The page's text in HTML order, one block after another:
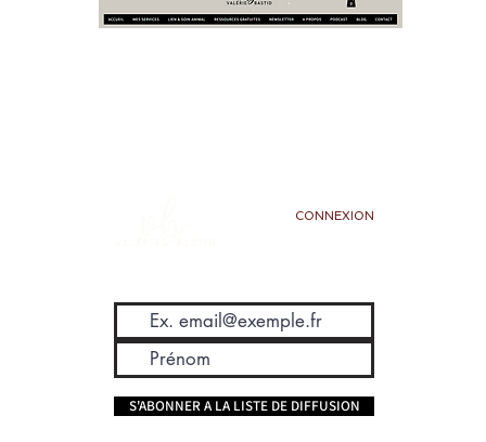
CONNEXION
S'ABONNER A LA LISTE DE DIFFUSION